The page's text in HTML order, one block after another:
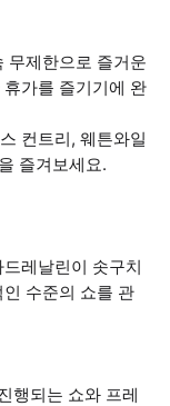
무제한으로 즐거운
가를 즐기기에 완
컨트리, 웨튼와일
즐겨보세요.
레날린이 솟구치
수준의 쇼를 관
행되는 쇼와 프레